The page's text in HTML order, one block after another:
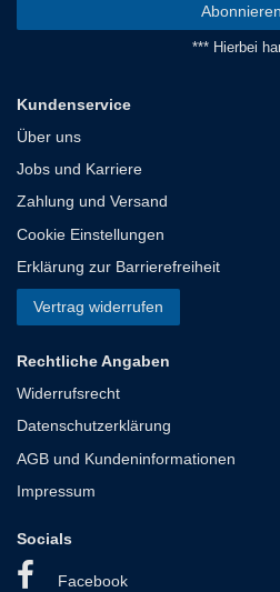
Abonnieren
*** Hierbei
Kundenservice
Über uns
Jobs und Karriere
Zahlung und Versand
Cookie Einstellungen
Erklärung zur Barrierefreiheit
Vertrag widerrufen
Rechtliche Angaben
Widerrufsrecht
Datenschutzerklärung
AGB und Kundeninformationen
Impressum
Socials
Facebook